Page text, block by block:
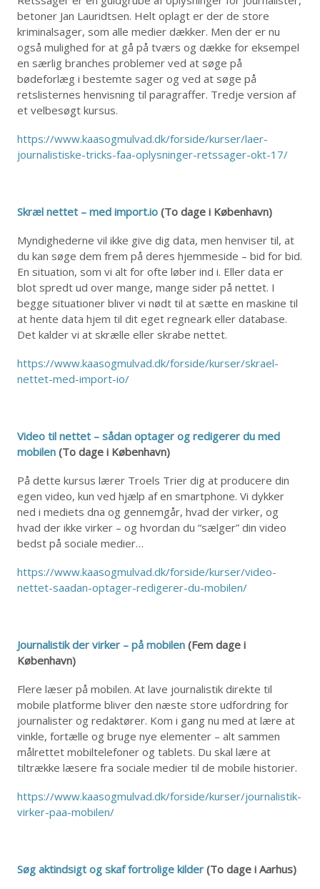
betoner Jan Lauridtsen. Helt oplagt er der de store
kriminalsager, som alle medier dækker. Men der er nu
også mulighed for at gå på tværs og dække for eksempel
en særlig branches problemer ved at søge på
bødeforlæg i bestemte sager og ved at søge på
retslisternes henvisning til paragraffer. Tredje version af
et velbesøgt kursus.
https://www.kaasogmulvad.dk/forside/kurser/laer-
journalistiske-tricks-faa-oplysninger-retssager-okt-17/
Skræl nettet – med import.io (To dage i København)
Myndighederne vil ikke give dig data, men henviser til, at
du kan søge dem frem på deres hjemmeside – bid for bid.
En situation, som vi alt for ofte løber ind i. Eller data er
blot spredt ud over mange, mange sider på nettet. I
begge situationer bliver vi nødt til at sætte en maskine til
at hente data hjem til dit eget regneark eller database.
Det kalder vi at skrælle eller skrabe nettet.
https://www.kaasogmulvad.dk/forside/kurser/skrael-
nettet-med-import-io/
Video til nettet – sådan optager og redigerer du med
mobilen (To dage i København)
På dette kursus lærer Troels Trier dig at producere din
egen video, kun ved hjælp af en smartphone. Vi dykker
ned i mediets dna og gennemgår, hvad der virker, og
hvad der ikke virker – og hvordan du “sælger” din video
bedst på sociale medier…
https://www.kaasogmulvad.dk/forside/kurser/video-
nettet-saadan-optager-redigerer-du-mobilen/
Journalistik der virker – på mobilen (Fem dage i
København)
Flere læser på mobilen. At lave journalistik direkte til
mobile platforme bliver den næste store udfordring for
journalister og redaktører. Kom i gang nu med at lære at
vinkle, fortælle og bruge nye elementer – alt sammen
målrettet mobiltelefoner og tablets. Du skal lære at
tiltrække læsere fra sociale medier til de mobile historier.
https://www.kaasogmulvad.dk/forside/kurser/journalistik-
virker-paa-mobilen/
Søg aktindsigt og skaf fortrolige kilder (To dage i Aarhus)